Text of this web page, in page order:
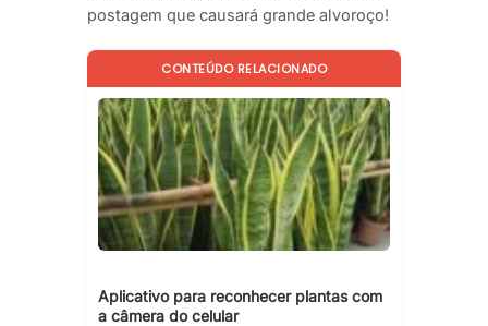
postagem que causará grande alvoroço!
CONTEÚDO RELACIONADO
Aplicativo para reconhecer plantas com
a câmera do celular